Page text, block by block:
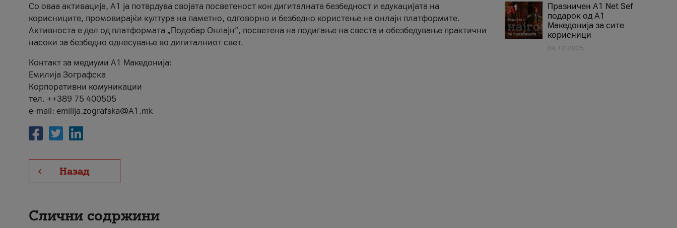
Со оваа активација, А1 ја потврдува својата посветеност кон дигиталната безбедност и едукацијата на
корисниците, промовирајќи култура на паметно, одговорно и безбедно користење на онлајн платформите.
Активноста е дел од платформата „Подобар Онлајн“, посветена на подигање на свеста и обезбедување практични
насоки за безбедно однесување во дигиталниот свет.
Контакт за медиуми А1 Македонија:
Емилија Зографска
Корпоративни комуникации
тел. ++389 75 400505
e-mail: emilija.zografska@A1.mk
Назад
Празничен A1 Net Sеf
подарок од А1
Македонија за сите
корисници
04.12.2025
Слични содржини